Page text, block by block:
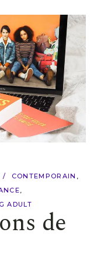
CONTEMPORAIN
ADULT
de